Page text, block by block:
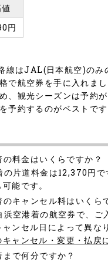
円
はJAL(日本航空)のみ
で航空券を手に入れまし
、観光シーズンは予約が
予約するのがベストです
料金はいくらですか？
片道料金は12,370円
能です。
キャンセル料はいくら
空港着の航空券で、
ンセル日によって異な
ャンセル・変更・払戻
で何分ですか？